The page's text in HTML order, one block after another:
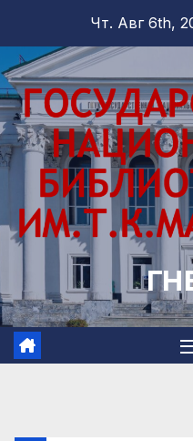
содержимому
Чт. Авг 6th,